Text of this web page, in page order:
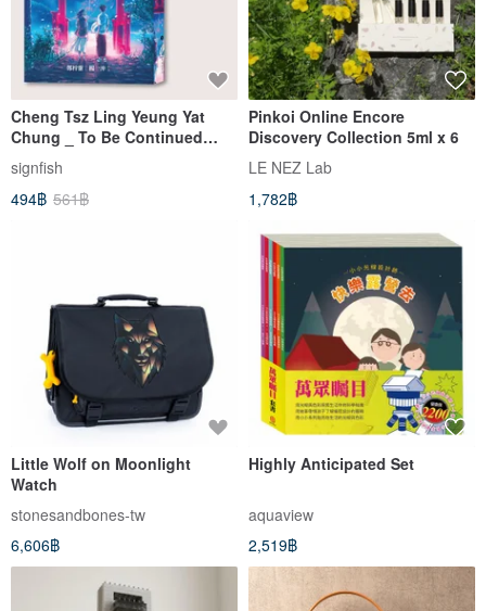
Cheng Tsz Ling Yeung Yat
Chung _ To Be Continued
Memories II: Only You Are
Unforgettable _ Taiwan
Exclusive
signfish
494฿ 561฿
Pinkoi Online Encore
Discovery Collection 5ml x 6
LE NEZ Lab
1,782฿
Little Wolf on Moonlight
Watch
stonesandbones-tw
6,606฿
Highly Anticipated Set
aquaview
2,519฿